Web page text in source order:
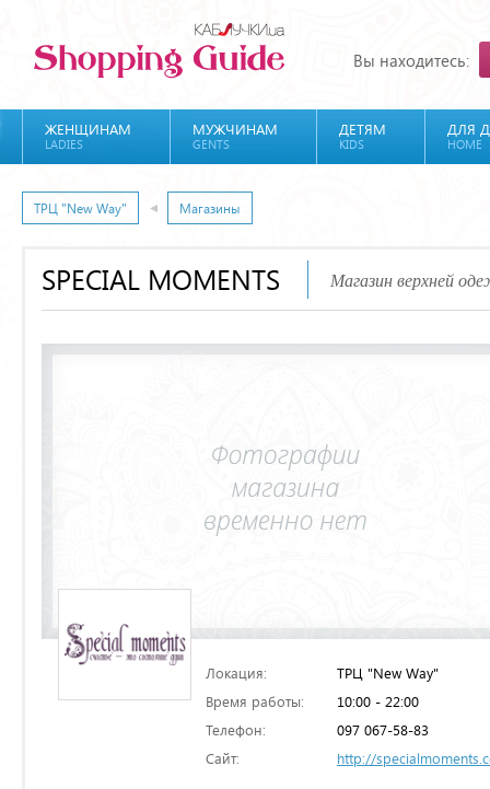
Вы находитесь:
ЖЕНЩИНАМ
LADIES
МУЖЧИНАМ
GENTS
ДЕТЯМ
KIDS
ДЛЯ
HOME
ТРЦ "New Way" Магазины
SPECIAL MOMENTS Магазин верхней
Локация:
ТРЦ "New Way"
Время работы:
10:00 - 22:00
Телефон:
097 067-58-83
Сайт:
http://